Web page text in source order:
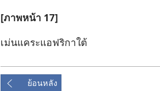
[ภาพ​หน้า 17]
เม่น​แคระ​แอฟริกา​ใต้
ย้อนหลัง